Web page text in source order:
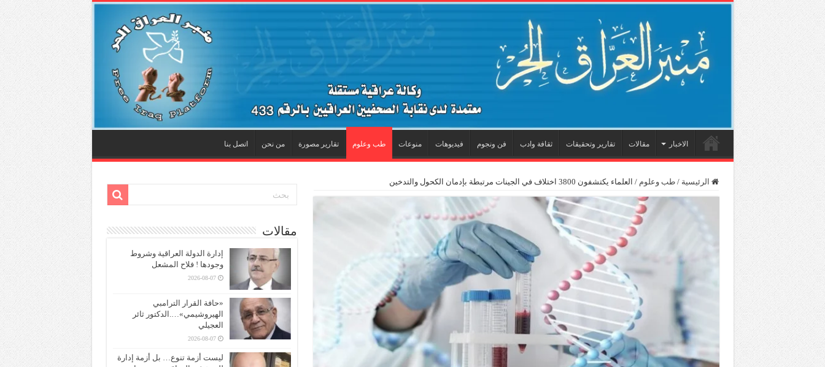
الاخبار مقالات تقارير وتحقيقات ثقافة وادب فن ونجوم فيديوهات منوعات طب وعلوم تقارير مصورة من نحن اتصل بنا
الرئيسية / طب وعلوم / العلماء يكتشفون 3800 اختلاف في الجينات مرتبطة بإدمان الكحول والتدخين
مقالات
إدارة الدولة العراقية وشروط
وجودها ! فلاح المشعل
2026-08-07
«حافة القرار الترامبي
الهيروشيمي»….الدكتور ثائر
العجيلي
2026-08-07
ليست أزمة تنوع… بل أزمة إدارة